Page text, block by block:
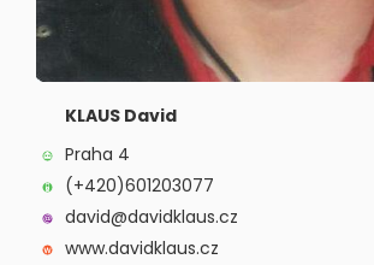
KLAUS David
Praha 4
(+420)601203077
david@davidklaus.cz
www.davidklaus.cz